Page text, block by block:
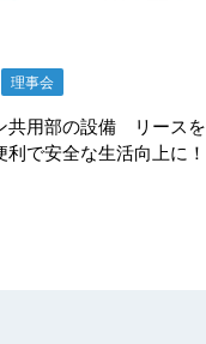
理事会
共用部の設備 リースを
利で安全な生活向上に！